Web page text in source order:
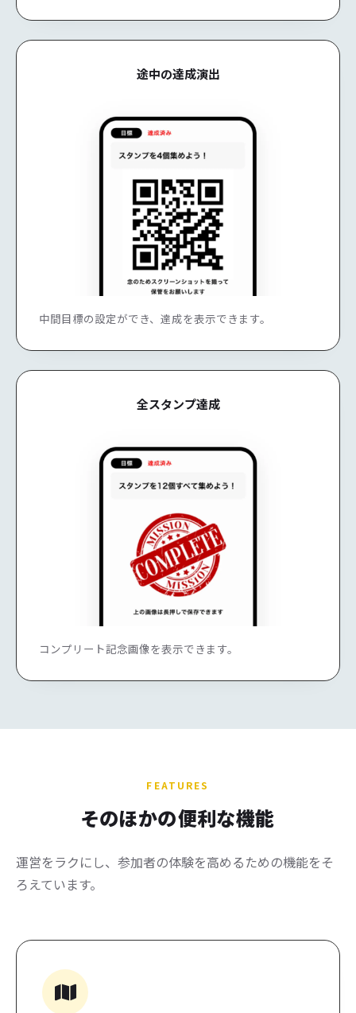
途中の達成演出
中間目標の設定ができ、達成を表示できます。
全スタンプ達成
コンプリート記念画像を表示できます。
FEATURES
そのほかの便利な機能
運営をラクにし、参加者の体験を高めるための機能をそ
ろえています。